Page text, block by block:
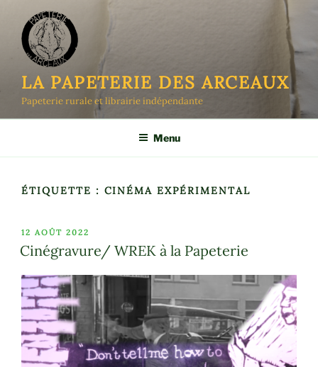
contenu
principal
LA PAPETERIE DES ARCEAUX
Papeterie rurale et librairie indépendante
Menu
ÉTIQUETTE : CINÉMA EXPÉRIMENTAL
PUBLIÉ
LE
12 AOÛT 2022
Cinégravure/ WREK à la Papeterie